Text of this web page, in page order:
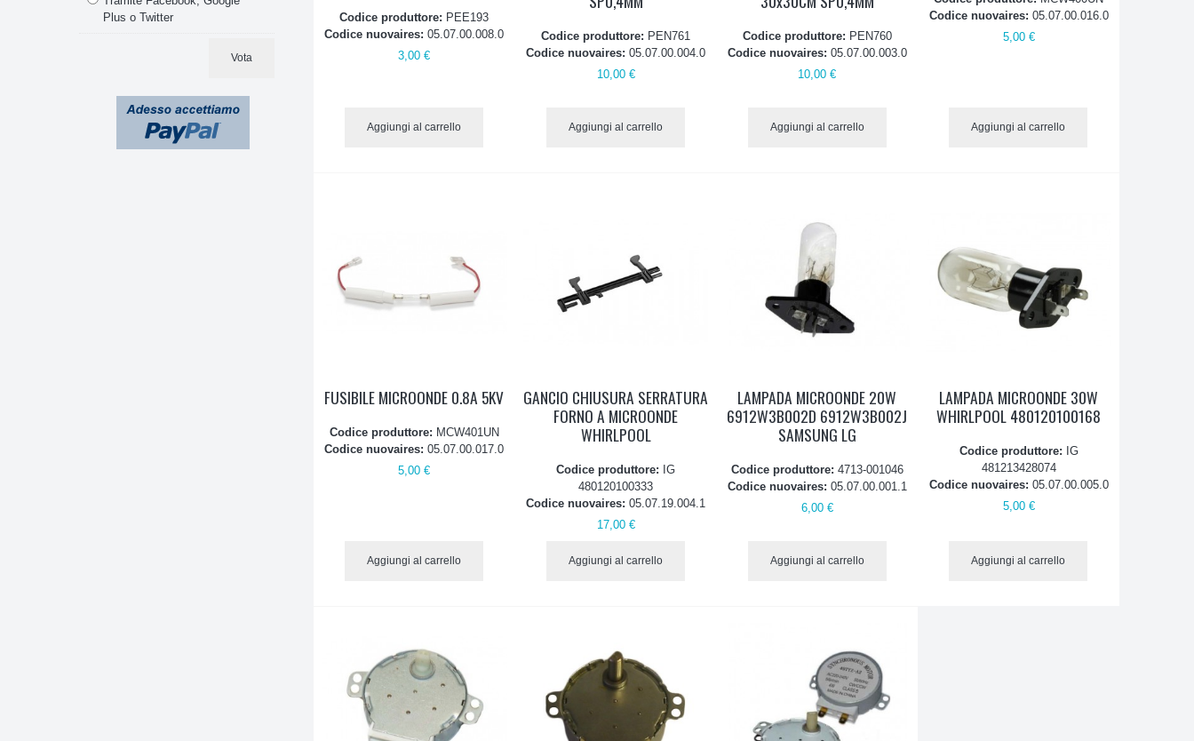
Codice produttore: PEE193
Codice nuovaires:05.07.00.008.0
3,00 €
Aggiungi al carrello
Codice produttore: PEN761
Codice nuovaires:05.07.00.004.0
10,00 €
Aggiungi al carrello
Codice produttore: PEN760
Codice nuovaires: 05.07.00.003.0
10,00 €
Aggiungi al carrello
Codice nuovaires: 05.07.00.016.0
5,00 €
Aggiungi al carrello
FUSIBILE MICROONDE 0.8A 5KV
Codice produttore: MCW401UN
Codice nuovaires:05.07.00.017.0
5,00 €
Aggiungi al carrello
GANCIO CHIUSURA SERRATURA
FORNO A MICROONDE
WHIRLPOOL
Codice produttore: IG
480120100333
Codice nuovaires:05.07.19.004.1
17,00 €
Aggiungi al carrello
LAMPADA MICROONDE 20W
6912W3B002D 6912W3B002J
SAMSUNG LG
Codice produttore: 4713-001046
Codice nuovaires: 05.07.00.001.1
6,00 €
Aggiungi al carrello
LAMPADA MICROONDE 30W
WHIRLPOOL 480120100168
Codice produttore: IG
481213428074
Codice nuovaires: 05.07.00.005.0
5,00 €
Aggiungi al carrello
Plus o Twitter
Vota